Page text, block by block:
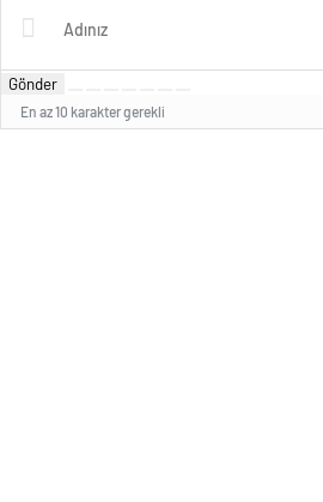
Gönder
En az 10 karakter gerekli